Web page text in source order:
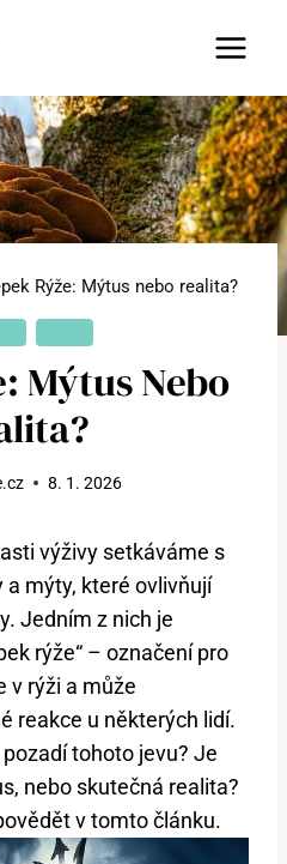
Rýže: Mýtus nebo realita?
Mýtus Nebo
8. 1. 2026
výživy setkáváme s
mýty, které ovlivňují
Jedním z nich je
rýže“ – označení pro
v rýži a může
reakce u některých lidí.
tohoto jevu? Je
nebo skutečná realita?
v tomto článku.